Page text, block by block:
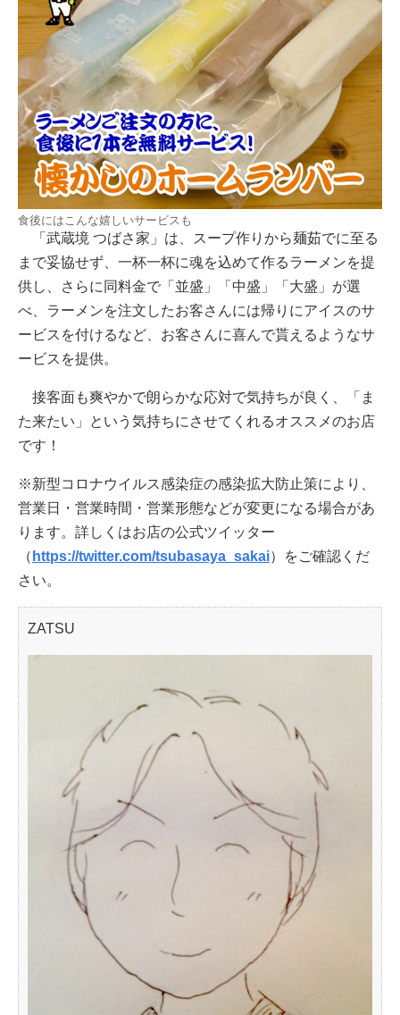
食後にはこんな嬉しいサービスも
「武蔵境 つばさ家」は、スープ作りから麺茹でに至る
まで妥協せず、一杯一杯に魂を込めて作るラーメンを提
供し、さらに同料金で「並盛」「中盛」「大盛」が選
べ、ラーメンを注文したお客さんには帰りにアイスのサ
ービスを付けるなど、お客さんに喜んで貰えるようなサ
ービスを提供。
接客面も爽やかで朗らかな応対で気持ちが良く、「ま
た来たい」という気持ちにさせてくれるオススメのお店
です！
※新型コロナウイルス感染症の感染拡大防止策により、
営業日・営業時間・営業形態などが変更になる場合があ
ります。詳しくはお店の公式ツイッター
（ https://twitter.com/tsubasaya_sakai）をご確認くだ
さい。
ZATSU